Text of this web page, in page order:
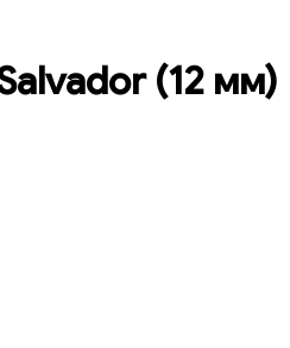
(12 мм)